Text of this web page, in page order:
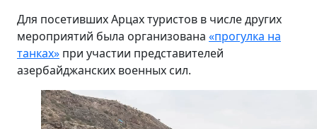
Для посетивших Арцах туристов в числе других
мероприятий была организована «прогулка на
танках» при участии представителей
азербайджанских военных сил.